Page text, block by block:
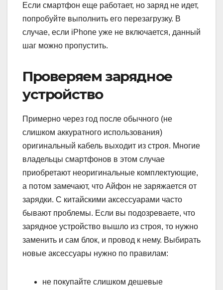
Если смартфон еще работает, но заряд не идет,
попробуйте выполнить его перезагрузку. В
случае, если iPhone уже не включается, данный
шаг можно пропустить.
Проверяем зарядное
устройство
Примерно через год после обычного (не
слишком аккуратного использования)
оригинальный кабель выходит из строя. Многие
владельцы смартфонов в этом случае
приобретают неоригинальные комплектующие,
а потом замечают, что Айфон не заряжается от
зарядки. С китайскими аксессуарами часто
бывают проблемы. Если вы подозреваете, что
зарядное устройство вышло из строя, то нужно
заменить и сам блок, и провод к нему. Выбирать
новые аксессуары нужно по правилам:
не покупайте слишком дешевые